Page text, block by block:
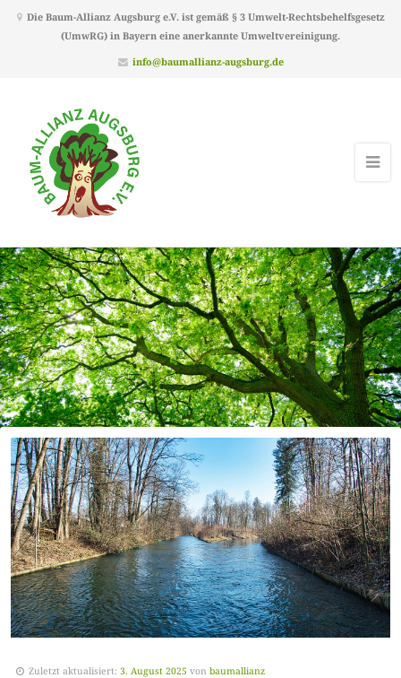
Die Baum-Allianz Augsburg e.V. ist gemäß § 3 Umwelt-Rechtsbehelfsgesetz
(UmwRG) in Bayern eine anerkannte Umweltvereinigung.
info@baumallianz-augsburg.de
Zuletzt aktualisiert: 3. August 2025 von baumallianz